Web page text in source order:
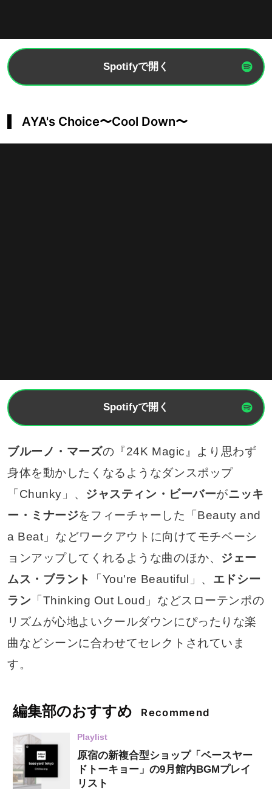
Spotifyで開く
AYA's Choice〜Cool Down〜
Spotifyで開く
ブルーノ・マーズの『24K Magic』より思わず
身体を動かしたくなるようなダンスポップ
「Chunky」、 ジャスティン・ビーバーがニッキ
ー・ミナージをフィーチャーした「Beauty and
a Beat」などワークアウトに向けてモチベーシ
ョンアップしてくれるような曲のほか、 ジェー
ムス・ブラント
「You're Beautiful」、 エドシー
ラン 「Thinking Out Loud」などスローテンポの
リズムが心地よいクールダウンにぴったりな楽
曲などシーンに合わせてセレクトされていま
す。
編集部のおすすめ Recommend
Playlist
原宿の新複合型ショップ「ベースヤー
ドトーキョー」の9月館内BGMプレイ
リスト